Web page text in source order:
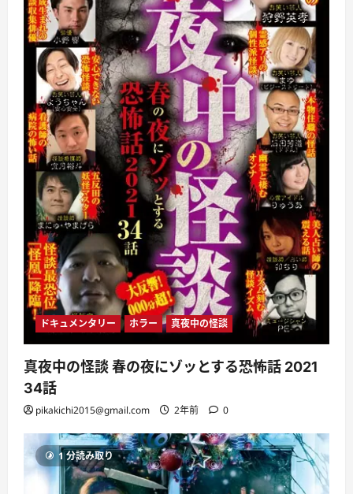
ドキュメンタリー ホラー 真夜中の怪談
真夜中の怪談 春の夜にゾッとする恐怖話 2021
34話
pikakichi2015@gmail.com 2年前 0
1 分読み取り